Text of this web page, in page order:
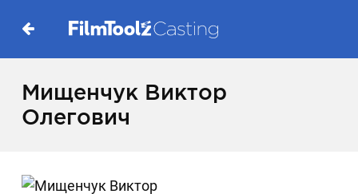
Мищенчук Виктор
Олегович